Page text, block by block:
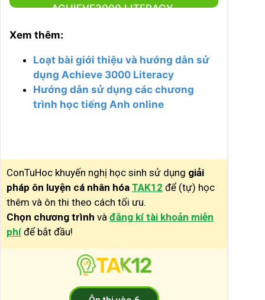
ACHIEVE3000 LITERACY
Xem thêm:
Loạt bài giới thiệu và hướng dẫn sử
dụng Achieve 3000 Literacy
Hướng dẫn sử dụng các chương
trình học tiếng Anh online
ConTuHoc khuyến nghị học sinh sử dụng giải
pháp ôn luyện cá nhân hóa TAK12 để (tự) học
thêm và ôn thi theo cách tối ưu.
Chọn chương trình và đăng kí tài khoản miễn
phí để bắt đầu!